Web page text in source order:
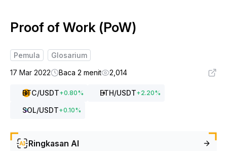
Proof of Work (PoW)
Pemula
Glosarium
17 Mar 2022
Baca 2 menit 2,014
BTC/USDT+0.80% ETH/USDT+2.20%
SOL/USDT+0.10%
Ringkasan AI